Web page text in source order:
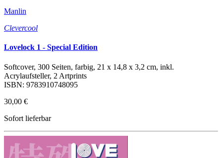
Manlin
Clevercool
Lovelock 1 - Special Edition
Softcover, 300 Seiten, farbig, 21 x 14,8 x 3,2 cm, inkl.
Acrylaufsteller, 2 Artprints
ISBN: 9783910748095
30,00 €
Sofort lieferbar